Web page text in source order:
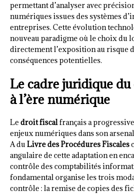
permettant d’analyser avec
numériques issues des systèmes
entreprises. Cette évolution
nouveau paradigme où le choix du
directement l’exposition au risque
conséquences potentielles.
Le cadre juridique
à l’ère numérique
Le droit fiscalfrançais a
enjeux numériques dans son
A duLivre des Procédures Fiscales
angulaire de cette adaptation en
contrôle des comptabilités
fondamental organise les trois
contrôle : la remise de copies des